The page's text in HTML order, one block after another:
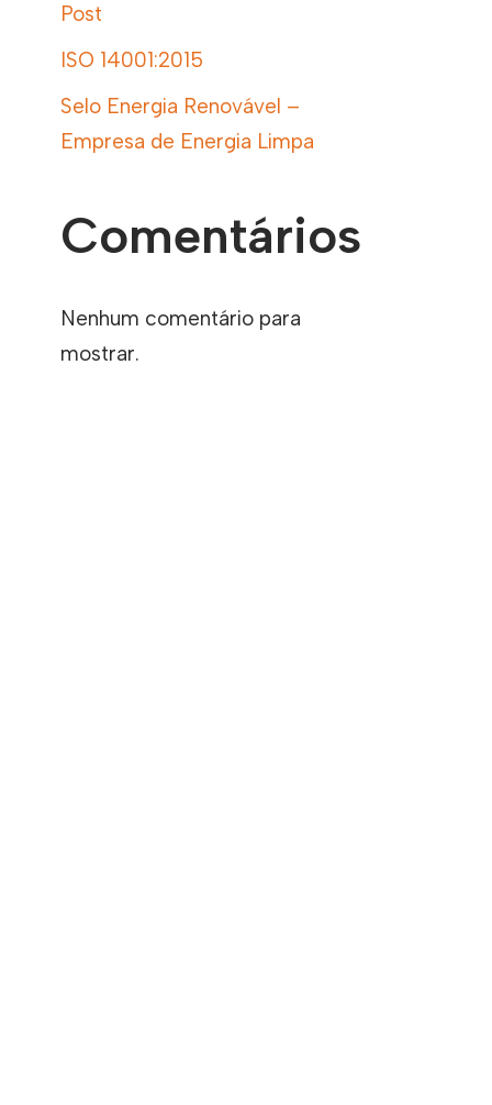
Post
ISO 14001:2015
Selo Energia Renovável –
Empresa de Energia Limpa
Comentários
Nenhum comentário para
mostrar.